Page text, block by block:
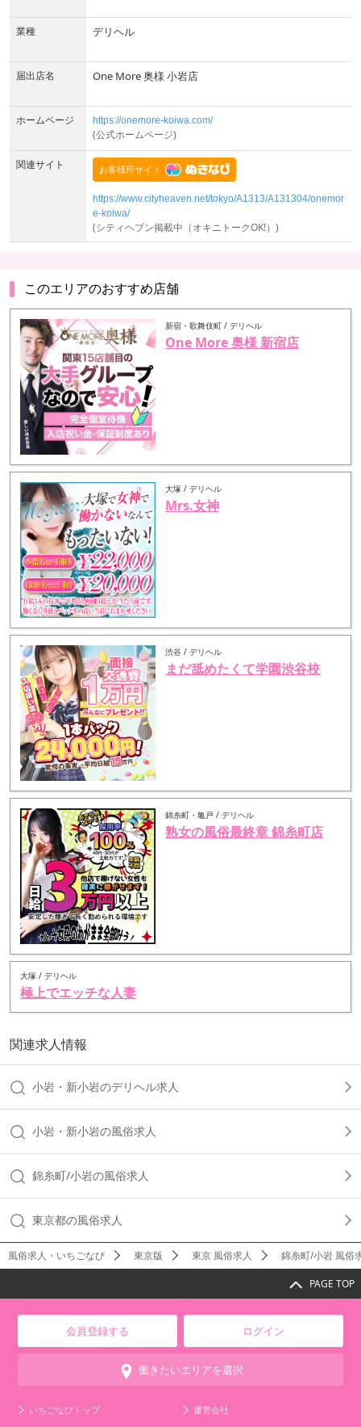
業種 デリヘル
届出店名 One More 奥様 小岩店
ホームページ https://onemore-koiwa.com/
(公式ホームページ)
関連サイト
https://www.cityheaven.net/tokyo/A1313/A131304/onemor
e-koiwa/
(シティヘブン掲載中（オキニトークOK!）)
このエリアのおすすめ店舗
新宿・歌舞伎町 / デリヘル
One More 奥様 新宿店
大塚 / デリヘル
Mrs.女神
渋谷 / デリヘル
まだ舐めたくて学園渋谷校
錦糸町・亀戸 / デリヘル
熟女の風俗最終章 錦糸町店
大塚 / デリヘル
極上でエッチな人妻
関連求人情報
小岩・新小岩のデリヘル求人
小岩・新小岩の風俗求人
錦糸町/小岩の風俗求人
東京都の風俗求人
風俗求人・いちごなび 東京版 東京 風俗求人 錦糸町/小岩 風俗
PAGE TOP
会員登録する ログイン
働きたいエリアを選択
いちごなびトップ
運営会社